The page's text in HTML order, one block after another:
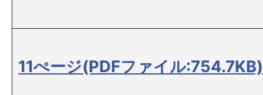
11ぺージ(PDFファイル:754.7KB)